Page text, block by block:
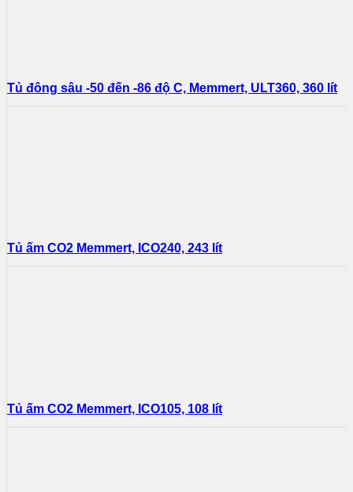
Tủ đông sâu -50 đến -86 độ C, Memmert, ULT360, 360 lít
Tủ ấm CO2 Memmert, ICO240, 243 lít
Tủ ấm CO2 Memmert, ICO105, 108 lít